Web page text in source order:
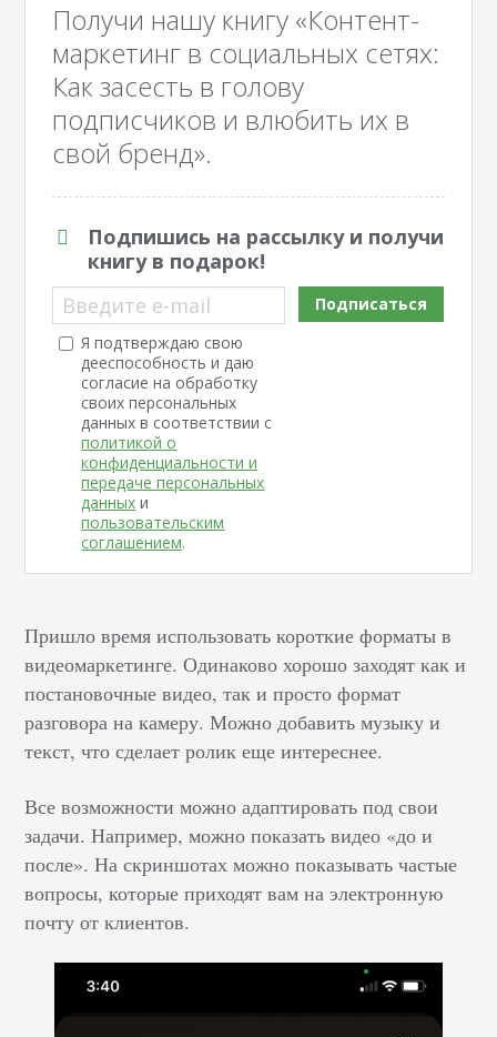
Получи нашу книгу «Контент-
маркетинг в социальных сетях:
Как засесть в голову
подписчиков и влюбить их в
свой бренд».
Подпишись на рассылку и получи
книгу в подарок!
Введите e-mail
Я подтверждаю свою
дееспособность и даю
согласие на обработку
своих персональных
данных в соответствии с
политикой о
конфиденциальности и
передаче персональных
данных и
пользовательским
соглашением.
Подписаться
Пришло время использовать короткие форматы в
видеомаркетинге. Одинаково хорошо заходят как и
постановочные видео, так и просто формат
разговора на камеру. Можно добавить музыку и
текст, что сделает ролик еще интереснее.
Все возможности можно адаптировать под свои
задачи. Например, можно показать видео «до и
после». На скриншотах можно показывать частые
вопросы, которые приходят вам на электронную
почту от клиентов.